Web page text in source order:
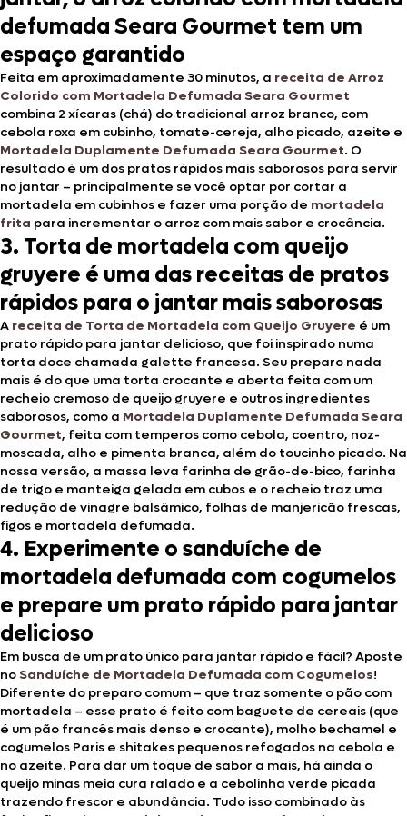
defumada Seara Gourmet tem um
espaço garantido
Feita em aproximadamente 30 minutos, a receita de Arroz
Colorido com Mortadela Defumada Seara Gourmet
combina 2 xícaras (chá) do tradicional arroz branco, com
cebola roxa em cubinho, tomate-cereja, alho picado, azeite e
Mortadela Duplamente Defumada Seara Gourmet. O
resultado é um dos pratos rápidos mais saborosos para servir
no jantar – principalmente se você optar por cortar a
mortadela em cubinhos e fazer uma porção de mortadela
frita para incrementar o arroz com mais sabor e crocância.
3. Torta de mortadela com queijo
gruyere é uma das receitas de pratos
rápidos para o jantar mais saborosas
A receita de Torta de Mortadela com Queijo Gruyere é um
prato rápido para jantar delicioso, que foi inspirado numa
torta doce chamada galette francesa. Seu preparo nada
mais é do que uma torta crocante e aberta feita com um
recheio cremoso de queijo gruyere e outros ingredientes
saborosos, como a Mortadela Duplamente Defumada Seara
Gourmet, feita com temperos como cebola, coentro, noz-
moscada, alho e pimenta branca, além do toucinho picado. Na
nossa versão, a massa leva farinha de grão-de-bico, farinha
de trigo e manteiga gelada em cubos e o recheio traz uma
redução de vinagre balsâmico, folhas de manjericão frescas,
figos e mortadela defumada.
4. Experimente o sanduíche de
mortadela defumada com cogumelos
e prepare um prato rápido para jantar
delicioso
Em busca de um prato único para jantar rápido e fácil? Aposte
noSanduíche de Mortadela Defumada com Cogumelos!
Diferente do preparo comum – que traz somente o pão com
mortadela – esse prato é feito com baguete de cereais (que
é um pão francês mais denso e crocante), molho bechamel e
cogumelos Paris e shitakes pequenos refogados na cebola e
no azeite. Para dar um toque de sabor a mais, há ainda o
queijo minas meia cura ralado e a cebolinha verde picada
trazendo frescor e abundância. Tudo isso combinado às